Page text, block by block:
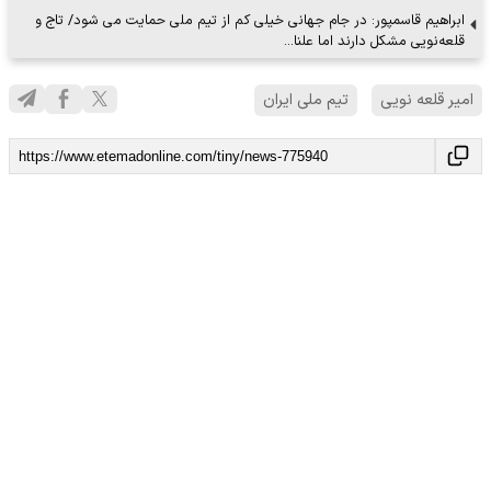
ابراهیم قاسمپور: در جام جهانی خیلی کم از تیم ملی حمایت می شود/ تاج و
قلعه‌نویی مشکل دارند اما علنا…
امیر قلعه نویی تیم ملی ایران